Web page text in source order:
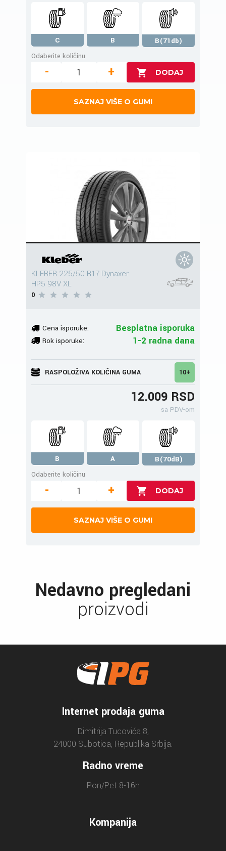
C B
B(71db)
Odaberite količinu
- +
SAZNAJ VIŠE O GUMI
KLEBER 225/50 R17 Dynaxer
HP5 98V XL
0
Cena isporuke: Besplatna isporuka
Rok isporuke: 1-2 radna dana
RASPOLOŽIVA KOLIČINA GUMA 10+
12.009 RSD
sa PDV-om
B A
B(70dB)
Odaberite količinu
- +
SAZNAJ VIŠE O GUMI
Nedavno pregledani
proizvodi
Internet prodaja guma
Dimitrija Tucovića 8,
24000 Subotica, Republika Srbija.
Radno vreme
Pon/Pet 8-16h
Kompanija